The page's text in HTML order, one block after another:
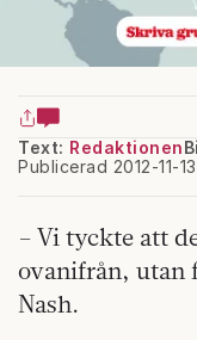
Text: Redaktionen
Publicerad 2012-11-13
– Vi tyckte att
ovanifrån, utan
Nash.